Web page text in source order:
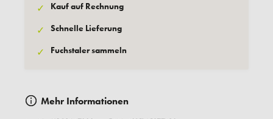
✓ Kauf auf Rechnung
✓ Schnelle Lieferung
✓ Fuchstaler sammeln
Mehr Informationen